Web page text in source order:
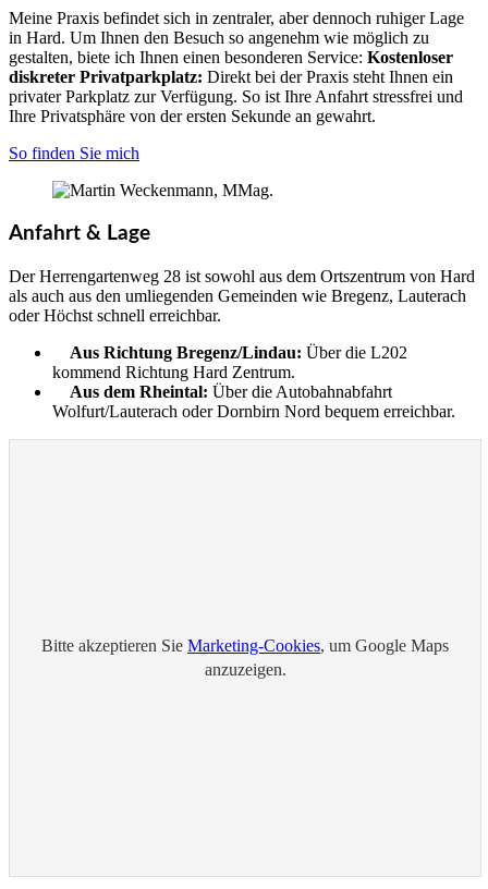
Meine Praxis befindet sich in zentraler, aber dennoch ruhiger Lage
in Hard. Um Ihnen den Besuch so angenehm wie möglich zu
gestalten, biete ich Ihnen einen besonderen Service: Kostenloser
diskreter Privatparkplatz: Direkt bei der Praxis steht Ihnen ein
privater Parkplatz zur Verfügung. So ist Ihre Anfahrt stressfrei und
Ihre Privatsphäre von der ersten Sekunde an gewahrt.
So finden Sie mich
Anfahrt & Lage
Der Herrengartenweg 28 ist sowohl aus dem Ortszentrum von Hard
als auch aus den umliegenden Gemeinden wie Bregenz, Lauterach
oder Höchst schnell erreichbar.
Aus Richtung Bregenz/Lindau: Über die L202
kommend Richtung Hard Zentrum.
Aus dem Rheintal: Über die Autobahnabfahrt
Wolfurt/Lauterach oder Dornbirn Nord bequem erreichbar.
Bitte akzeptieren Sie Marketing-Cookies, um Google Maps
anzuzeigen.